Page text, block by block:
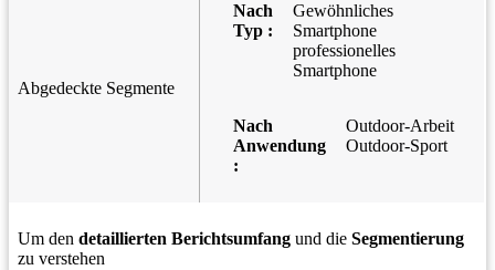
Abgedeckte Segmente
Nach
Typ :
Gewöhnliches
Smartphone
professionelles
Smartphone
Nach
Anwendung
:
Outdoor-Arbeit
Outdoor-Sport
Um den detaillierten Berichtsumfang und die Segmentierung
zu verstehen